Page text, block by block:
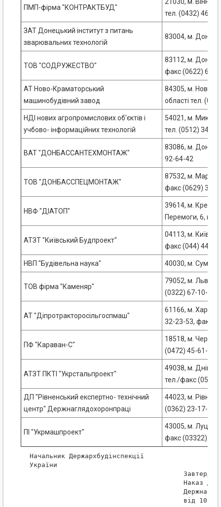
ПМП-фірма "КОНТРАКТБУД"
21030, м.
тел. (0432) 46-
ЗАТ Донецький інститут з питань
зварювальних технологій
83004, м.
ТОВ "СОДРУЖЕСТВО"
83112, м.
факс (0622) 63-
АТ Ново-Краматорський
машинобудівний завод
84305, м. Ново-
області тел.
НДІ нових агропромислових об'єктів і
учбово- інформаційних технологій
54021, м.
тел. (0512) 34-
ВАТ "ДОНБАССАНТЕХМОНТАЖ"
83086, м.
92-64-42
ТОВ "ДОНБАССПЕЦМОНТАЖ"
87532, м.
факс (0629) 33-
НВФ "ДІАТОП"
39614, м.
Перемоги, 6, к.
АТЗТ "Київський Будпроект"
04113, м. Київ,
факс (044) 446-
НВП "Будівельна наука" 40030, м. Суми,
ТОВ фірма "Каменяр"
79052, м. Львів,
(0322) 67-10-61
АТ "Діпротракторосільгоспмаш"
61166, м. Харків,
32-23-53, факс
ПФ "Караван-С"
18518, м.
(0472) 45-61-44
АТЗТ ПКТІ "Укрстальпроект"
49038, м.
тел./факс (056)
ДП "Рівненський експертно- технічний
центр" Держнаглядохоронпраці
44023, м. Рівне,
(0362) 23-17-36,
ПІ "Укрмашпроект"
43005, м. Луцьк,
факс (03322) 3-
Начальник Держархбудінспекції
України
Наказ
від 10